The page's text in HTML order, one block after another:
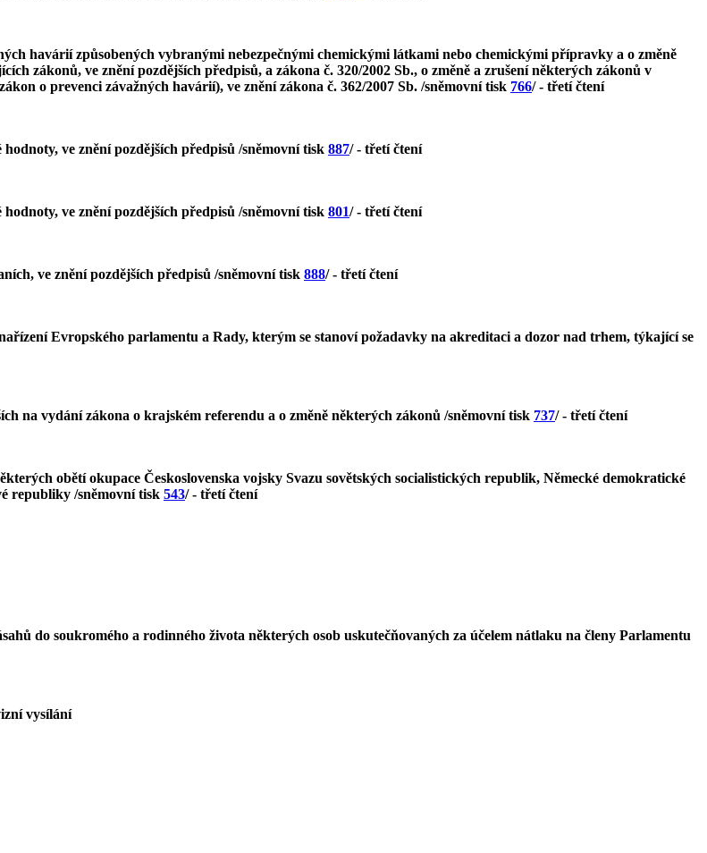
havárií způsobených vybranými nebezpečnými chemickými látkami nebo chemickými přípravky a o změně
zákonů, ve znění pozdějších předpisů, a zákona č. 320/2002 Sb., o změně a zrušení některých zákonů v
o prevenci závažných havárií), ve znění zákona č. 362/2007 Sb. /sněmovní tisk 766/ - třetí čtení
ve znění pozdějších předpisů /sněmovní tisk 887/ - třetí čtení
ve znění pozdějších předpisů /sněmovní tisk 801/ - třetí čtení
ve znění pozdějších předpisů /sněmovní tisk 888/ - třetí čtení
Evropského parlamentu a Rady, kterým se stanoví požadavky na akreditaci a dozor nad trhem, týkající se
na vydání zákona o krajském referendu a o změně některých zákonů /sněmovní tisk 737/ - třetí čtení
obětí okupace Československa vojsky Svazu sovětských socialistických republik, Německé demokratické
republiky /sněmovní tisk 543/ - třetí čtení
do soukromého a rodinného života některých osob uskutečňovaných za účelem nátlaku na členy Parlamentu
vysílání